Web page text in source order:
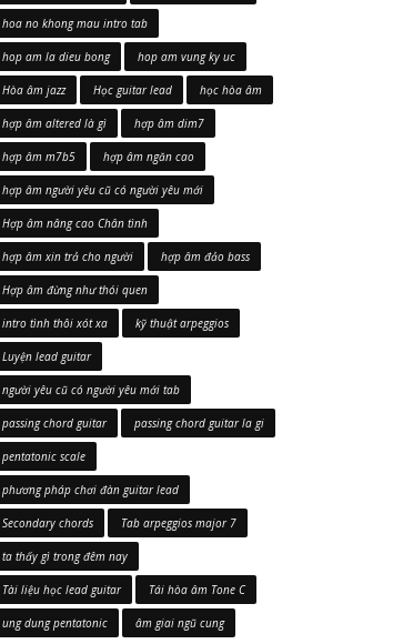
hoa no khong mau intro tab
hop am la dieu bong hop am vung ky uc
Hòa âm jazz Học guitar lead học hòa âm
hợp âm altered là gì hợp âm dim7
hợp âm m7b5 hợp âm ngăn cao
hợp âm người yêu cũ có người yêu mới
Hợp âm nâng cao Chân tình
hợp âm xin trả cho người hợp âm đảo bass
Hợp âm đừng như thói quen
intro tình thôi xót xa kỹ thuật arpeggios
Luyện lead guitar
người yêu cũ có người yêu mới tab
passing chord guitar passing chord guitar la gi
pentatonic scale
phương pháp chơi đàn guitar lead
Secondary chords Tab arpeggios major 7
ta thấy gì trong đêm nay
Tài liệu học lead guitar Tái hòa âm Tone C
ung dung pentatonic âm giai ngũ cung